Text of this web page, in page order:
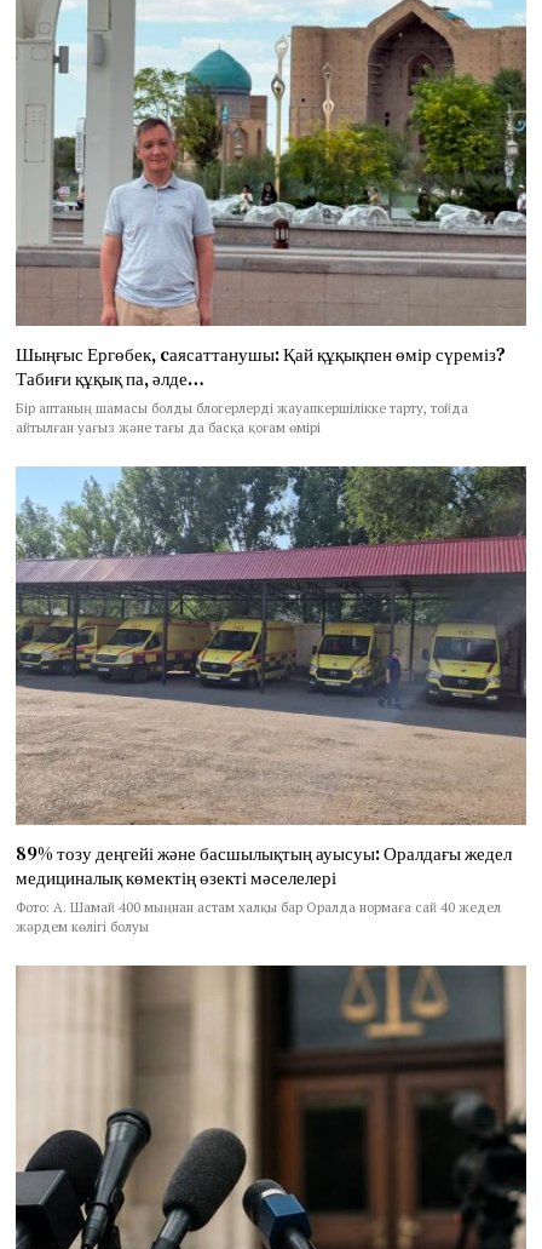
Шыңғыс Ергөбек, cаясаттанушы: Қай құқықпен өмір сүреміз?
Табиғи құқық па, әлде…
Бір аптаның шамасы болды блогерлерді жауапкершілікке тарту, тойда
айтылған уағыз және тағы да басқа қоғам өмірі
89% тозу деңгейі және басшылықтың ауысуы: Оралдағы жедел
медициналық көмектің өзекті мәселелері
Фото: А. Шамай 400 мыңнан астам халқы бар Оралда нормаға сай 40 жедел
жәрдем көлігі болуы